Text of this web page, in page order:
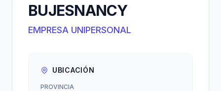
BUJESNANCY
EMPRESA UNIPERSONAL
UBICACIÓN
PROVINCIA